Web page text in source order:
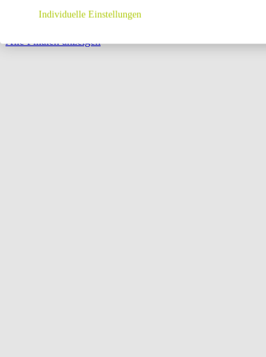
Alle Filialen anzeigen
Individuelle Einstellungen